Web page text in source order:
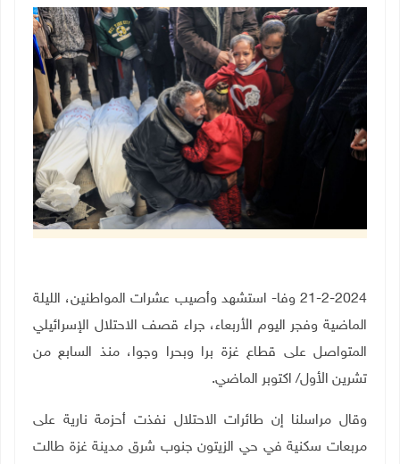
21-2-2024 وفا- استشهد وأصيب عشرات المواطنين، الليلة
الماضية وفجر اليوم الأربعاء، جراء قصف الاحتلال الإسرائيلي
المتواصل على قطاع غزة برا وبحرا وجوا، منذ السابع من
تشرين الأول/ اكتوبر الماضي.
وقال مراسلنا إن طائرات الاحتلال نفذت أحزمة نارية على
مربعات سكنية في حي الزيتون جنوب شرق مدينة غزة طالت